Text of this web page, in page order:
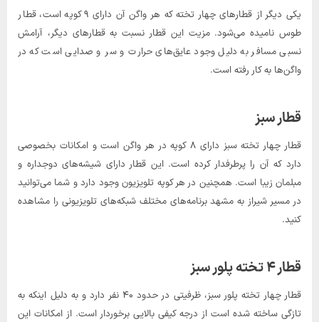
یکی دیگر از قطار‌های چهار تخته که هر واگن آن دارای ۹ کوپه است، قطار
طوس نامیده می‌شود. مزیت این قطار نسبت به قطارهای دیگر، آرامش
نسبی مسافر به دلیل وجود عایق‌های حرارت و سر و صدایی است که در
واگن‌ها به کار رفته است.
قطار سبز
قطار چهار تخته سبز دارای ۸ کوپه در هر واگن است و امکانات بخصوصی
دارد که آن را پرطرفدار کرده است. این قطار دارای شیشه‌های دوجداره و
مبلمان زیبا است. همچنین در هر کوپه تلویزیون وجود دارد و شما می‌توانید
در مسیر شیراز به مشهد برنامه‌های مختلف شبکه‌های تلویزیونی را مشاهده
کنید.
قطار ۴ تخته پلور سبز
قطار چهار تخته پلور سبز، ظرفیتی در حدود ۴۰ نفر دارد و به دلیل اینکه به
تازگی ساخته شده است از درجه کیفی بالایی برخوردار است. از امکانات این